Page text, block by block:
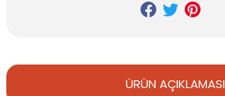
ÜRÜN AÇIKLAMASI